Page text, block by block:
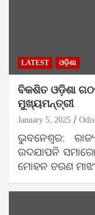
LATEST ଓଡ଼ିଶା
ବିକଶିତ ଓଡ଼ିଶା
ମୁଖ୍ୟମନ୍ତ୍ରୀ
January 5, 2025
ଭୁବନେଶ୍ବର:
ଉଦଯାପନି
ମୋହନ ଚରଣ